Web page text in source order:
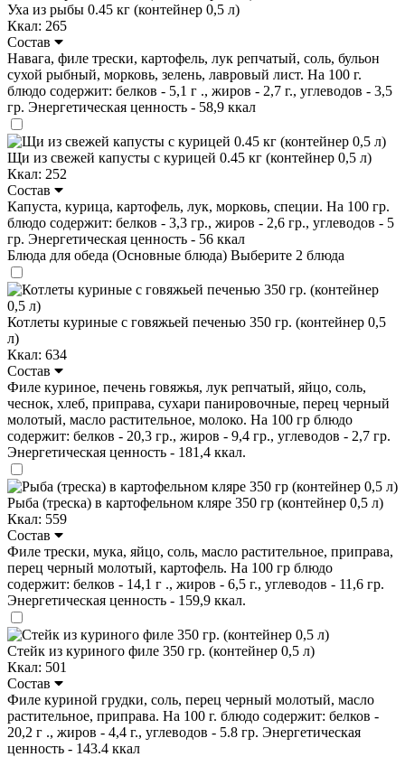
Уха из рыбы 0.45 кг (контейнер 0,5 л)
Ккал: 265
Состав
Навага, филе трески, картофель, лук репчатый, соль, бульон
сухой рыбный, морковь, зелень, лавровый лист. На 100 г.
блюдо содержит: белков - 5,1 г ., жиров - 2,7 г., углеводов - 3,5
гр. Энергетическая ценность - 58,9 ккал
Щи из свежей капусты с курицей 0.45 кг (контейнер 0,5 л)
Ккал: 252
Состав
Капуста, курица, картофель, лук, морковь, специи. На 100 гр.
блюдо содержит: белков - 3,3 гр., жиров - 2,6 гр., углеводов - 5
гр. Энергетическая ценность - 56 ккал
Блюда для обеда (Основные блюда) Выберите 2 блюда
Котлеты куриные с говяжьей печенью 350 гр. (контейнер 0,5
л)
Ккал: 634
Состав
Филе куриное, печень говяжья, лук репчатый, яйцо, соль,
чеснок, хлеб, приправа, сухари панировочные, перец черный
молотый, масло растительное, молоко. На 100 гр блюдо
содержит: белков - 20,3 гр., жиров - 9,4 гр., углеводов - 2,7 гр.
Энергетическая ценность - 181,4 ккал.
Рыба (треска) в картофельном кляре 350 гр (контейнер 0,5 л)
Ккал: 559
Состав
Филе трески, мука, яйцо, соль, масло растительное, приправа,
перец черный молотый, картофель. На 100 гр блюдо
содержит: белков - 14,1 г ., жиров - 6,5 г., углеводов - 11,6 гр.
Энергетическая ценность - 159,9 ккал.
Стейк из куриного филе 350 гр. (контейнер 0,5 л)
Ккал: 501
Состав
Филе куриной грудки, соль, перец черный молотый, масло
растительное, приправа. На 100 г. блюдо содержит: белков -
20,2 г ., жиров - 4,4 г., углеводов - 5.8 гр. Энергетическая
ценность - 143.4 ккал